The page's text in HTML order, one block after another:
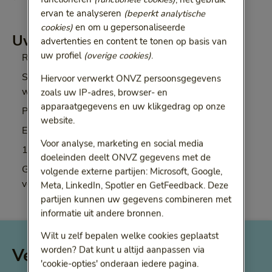
Uw voordelen op een rij
Ruime zorgkeuze en zeer ruime vergoedingen
Snelle toegang tot kwalitatieve zorg door o.a.
wachtlijstbemiddeling
Persoonlijk en deskundig zorgadvies
Excellente service
10% korting op uw aanvullende zorgverzekeringen
Gratis Werkfit, met o.a. 3 keer fysio extra en €100
voor een gezondheidscheck
Vergelijk uw huidige
ervan te analyseren (beperkt analytische
cookies)en om u gepersonaliseerde
advertenties en content te tonen op basis van
uw profiel (overige cookies).
Hiervoor verwerkt ONVZ persoonsgegevens
zoals uw IP-adres, browser- en
apparaatgegevens en uw klikgedrag op onze
website.
Voor analyse, marketing en social media
doeleinden deelt ONVZ gegevens met de
volgende externe partijen: Microsoft, Google,
Meta, LinkedIn, Spotler en GetFeedback. Deze
partijen kunnen uw gegevens combineren met
informatie uit andere bronnen.
Wilt u zelf bepalen welke cookies geplaatst
worden? Dat kunt u altijd aanpassen via
'cookie-opties' onderaan iedere pagina.